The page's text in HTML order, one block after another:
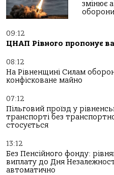
змінює
оборони
09:12
ЦНАП Рівного пропонує
08:12
На Рівненщині Силам
конфісковане майно
07:12
Пільговий проїзд у
транспорті без
стосується
13:12
Без Пенсійного фонду:
виплату до Дня
автоматично